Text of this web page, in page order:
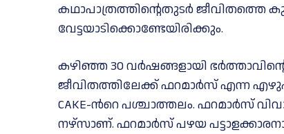
കഥാപാത്രത്തിൻ്റെതുടര്‍ ജീവിതത്തെ
വേട്ടയാടിക്കൊണ്ടേയിരിക്കും.
കഴിഞ്ഞ 30 വർഷങ്ങളായി
ജീവിതത്തിലേക്ക് ഫറമാർസ് എന്ന
CAKE-ന്‍റെ പശ്ചാത്തലം. ഫറമാർസ്
നഴ്സാണ്. ഫറമാർസ് പഴയ